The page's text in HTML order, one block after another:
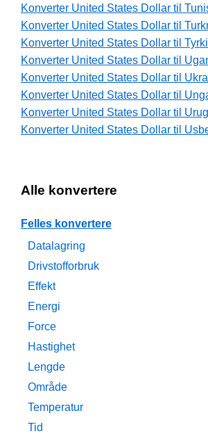
Konverter United States Dollar til
Konverter United States Dollar til
Konverter United States Dollar til
Konverter United States Dollar til
Konverter United States Dollar til
Konverter United States Dollar til
Konverter United States Dollar til
Konverter United States Dollar til
Alle konvertere
Felles konvertere
Datalagring
Drivstofforbruk
Effekt
Energi
Force
Hastighet
Lengde
Område
Temperatur
Tid